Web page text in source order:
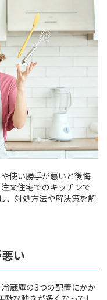
使い勝手が悪いと後悔
文住宅でのキッチンで
、対処方法や解決策を解
い
蔵庫の3つの配置にかか